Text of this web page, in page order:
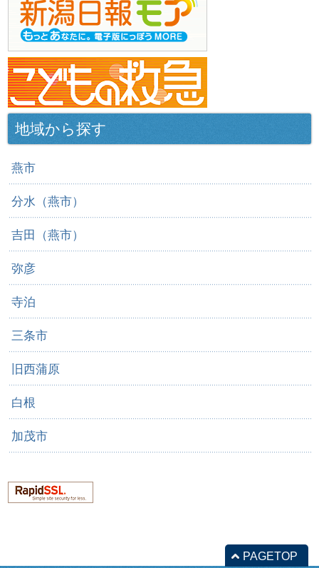
地域から探す
燕市
分水（燕市）
吉田（燕市）
弥彦
寺泊
三条市
旧西蒲原
白根
加茂市
PAGETOP